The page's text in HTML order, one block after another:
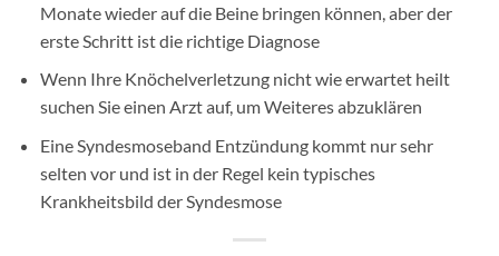
Monate wieder auf die Beine bringen können, aber der
erste Schritt ist die richtige Diagnose
Wenn Ihre Knöchelverletzung nicht wie erwartet heilt
suchen Sie einen Arzt auf, um Weiteres abzuklären
Eine Syndesmoseband Entzündung kommt nur sehr
selten vor und ist in der Regel kein typisches
Krankheitsbild der Syndesmose